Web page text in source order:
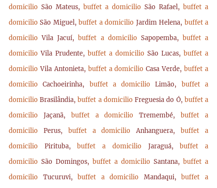
domicilio São Mateus, buffet a domicilio São Rafael, buffet a
domicilioSão Miguel,buffet a domicilio Jardim Helena, buffet a
domicilioVila Jacuí,buffet a domicilio Sapopemba, buffet a
domicilioVila Prudente, buffet a domicilio São Lucas, buffet a
domicilioVila Antonieta, buffet a domicilioCasa Verde,buffet a
domicilioCachoeirinha, buffet a domicilioLimão, buffet a
domicilioBrasilândia,buffet a domicilioFreguesia do Ó, buffet a
domicilio Jaçanã, buffet a domicilioTremembé,buffet a
domicilio Perus, buffet a domicilioAnhanguera,buffet a
domicilio Pirituba,buffet a domicilio Jaraguá,buffet a
domicilio São Domingos, buffet a domicilio Santana, buffet a
domicilio Tucuruvi,buffet a domicilio Mandaqui,buffet a